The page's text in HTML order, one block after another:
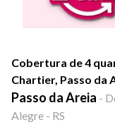
Cobertura de 4
Chartier, Passo da
Passo da Areia -
Alegre - RS